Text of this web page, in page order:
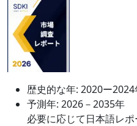
歴史的な年: 2020ー2024
予測年: 2026－2035年
必要に応じて日本語レ